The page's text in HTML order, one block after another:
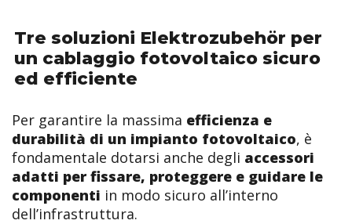
Tre soluzioni Elektrozubehör per
un cablaggio fotovoltaico sicuro
ed efficiente
Per garantire la massima efficienza e
durabilità di un impianto fotovoltaico, è
fondamentale dotarsi anche degli accessori
adatti per fissare, proteggere e guidare le
componenti in modo sicuro all’interno
dell’infrastruttura.